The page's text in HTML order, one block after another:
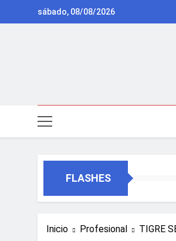
sábado, 08/08/2026
FLASHES
Inicio Profesional TIGRE